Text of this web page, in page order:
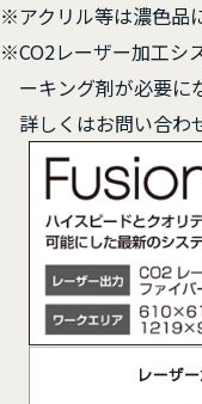
※アクリル等は濃色品
※CO2レーザー加工シ
ーキング剤が必要に
詳しくはお問い合わ